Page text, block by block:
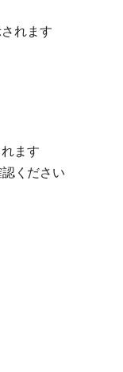
れます
ます
ください